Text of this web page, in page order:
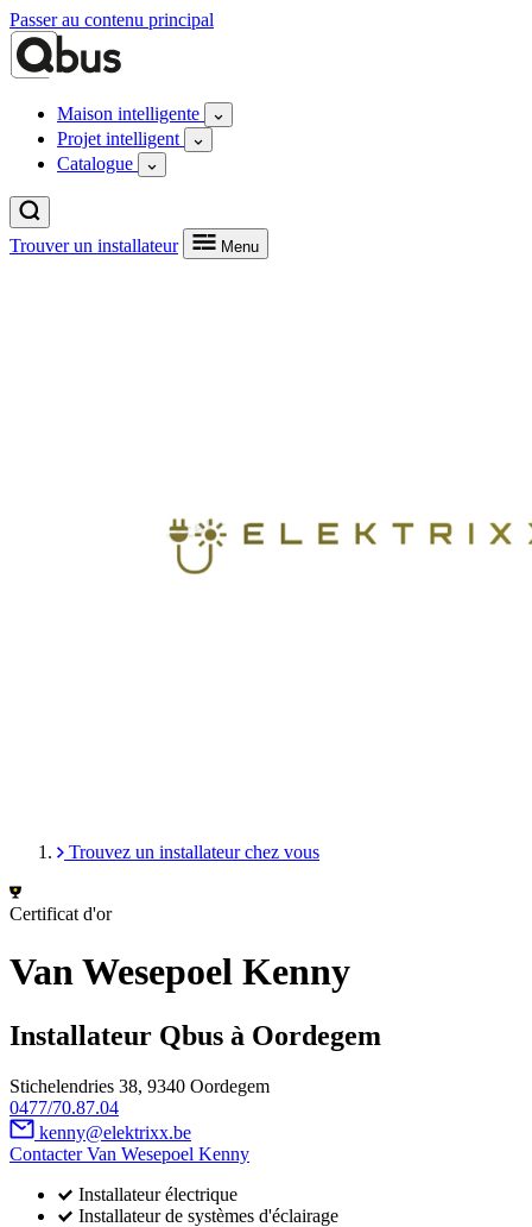
Passer au contenu principal
Maison intelligente
Projet intelligent
Catalogue
Trouver un installateur Menu
Trouvez un installateur chez vous
Certificat d'or
Van Wesepoel Kenny
Installateur Qbus à Oordegem
Stichelendries 38, 9340 Oordegem
0477/70.87.04
kenny@elektrixx.be
Contacter Van Wesepoel Kenny
Installateur électrique
Installateur de systèmes d'éclairage